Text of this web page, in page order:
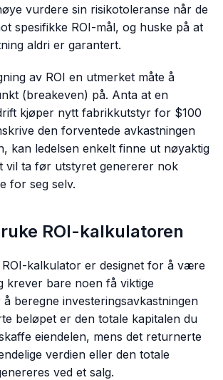
vurdere sin risikotoleranse når de
spesifikke ROI-mål, og huske på at
aldri er garantert.
av ROI en utmerket måte å
(breakeven) på. Anta at en
kjøper nytt fabrikkutstyr for $100
den forventede avkastningen
kan ledelsen enkelt finne ut nøyaktig
vil ta før utstyret genererer nok
for seg selv.
ROI-kalkulatoren
kalkulator er designet for å være
krever bare noen få viktige
beregne investeringsavkastningen
beløpet er den totale kapitalen du
eiendelen, mens det returnerte
verdien eller den totale
ved et salg.